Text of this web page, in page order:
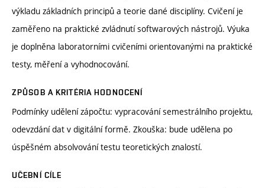
výkladu základních principů a teorie dané disciplíny. Cvičení je
zaměřeno na praktické zvládnutí softwarových nástrojů. Výuka
je doplněna laboratorními cvičeními orientovanými na praktické
testy, měření a vyhodnocování.
ZPŮSOB A KRITÉRIA HODNOCENÍ
Podmínky udělení zápočtu: vypracování semestrálního projektu,
odevzdání dat v digitální formě. Zkouška: bude udělena po
úspěšném absolvování testu teoretických znalostí.
UČEBNÍ CÍLE